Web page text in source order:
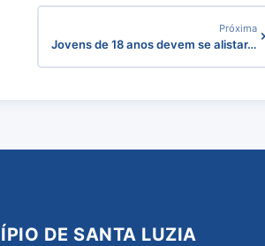
Próxima
Jovens de 18 anos devem se alistar…
DE SANTA LUZIA